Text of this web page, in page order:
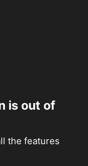
is out of
the features